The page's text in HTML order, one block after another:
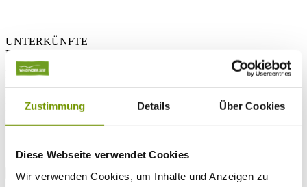
Zustimmung Details Über Cookies
Diese Webseite verwendet Cookies
Wir verwenden Cookies, um Inhalte und Anzeigen zu
UNTERKÜNFTE
Bitte wählen Sie einen Ort
Anreise*
Kinder
Alter Kind 4
suchen